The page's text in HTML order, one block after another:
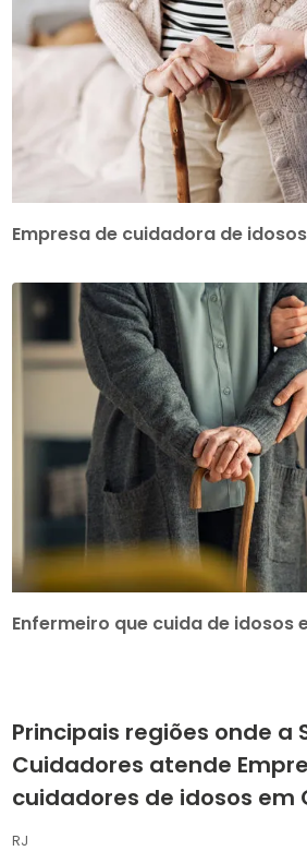
Empresa de cuidadora de
Enfermeiro que cuida de idosos
Principais regiões onde a
Cuidadores atende
cuidadores de idosos em
RJ